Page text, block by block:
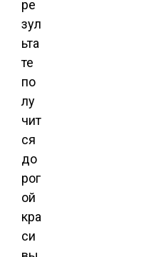
ре
зул
ьта
те
по
лу
чит
ся
до
рог
ой
кра
си